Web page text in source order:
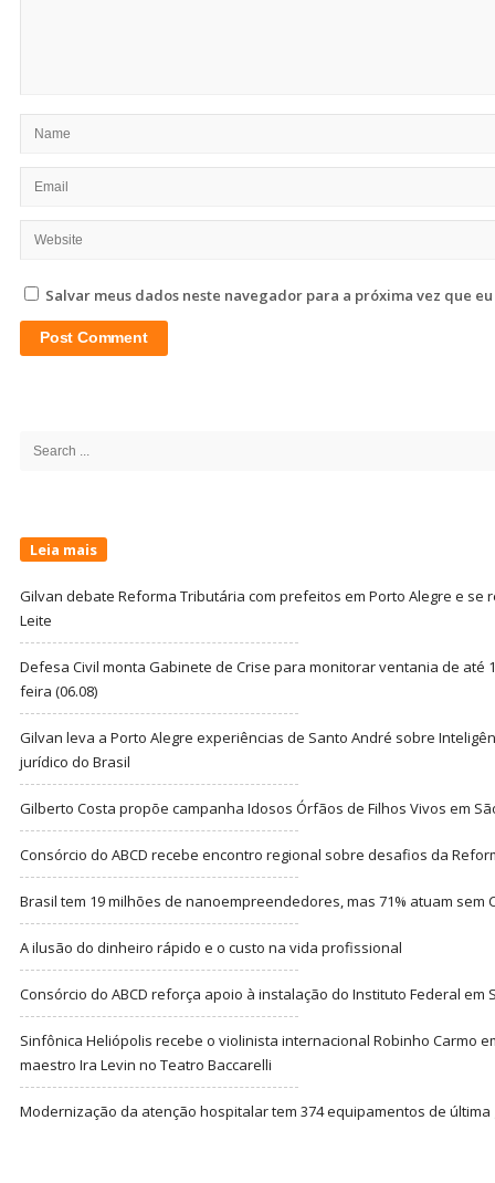
Salvar meus dados neste navegador para a próxima vez que
Search
Leia mais
Gilvan debate Reforma Tributária com prefeitos em Porto Alegre e se
Leite
Defesa Civil monta Gabinete de Crise para monitorar ventania de até
feira (06.08)
Gilvan leva a Porto Alegre experiências de Santo André sobre
jurídico do Brasil
Gilberto Costa propõe campanha Idosos Órfãos de Filhos Vivos em
Consórcio do ABCD recebe encontro regional sobre desafios da
Brasil tem 19 milhões de nanoempreendedores, mas 71% atuam sem
A ilusão do dinheiro rápido e o custo na vida profissional
Consórcio do ABCD reforça apoio à instalação do Instituto Federal em
Sinfônica Heliópolis recebe o violinista internacional Robinho Carmo
maestro Ira Levin no Teatro Baccarelli
Modernização da atenção hospitalar tem 374 equipamentos de última